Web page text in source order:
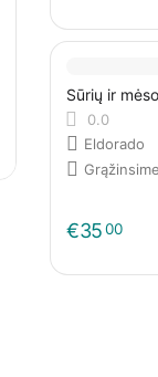
Sūrių ir
0.0
Eldorado
€3500